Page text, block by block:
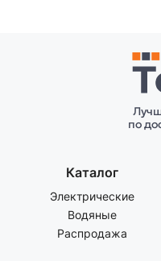
по
Каталог
Электрические
Водяные
Распродажа